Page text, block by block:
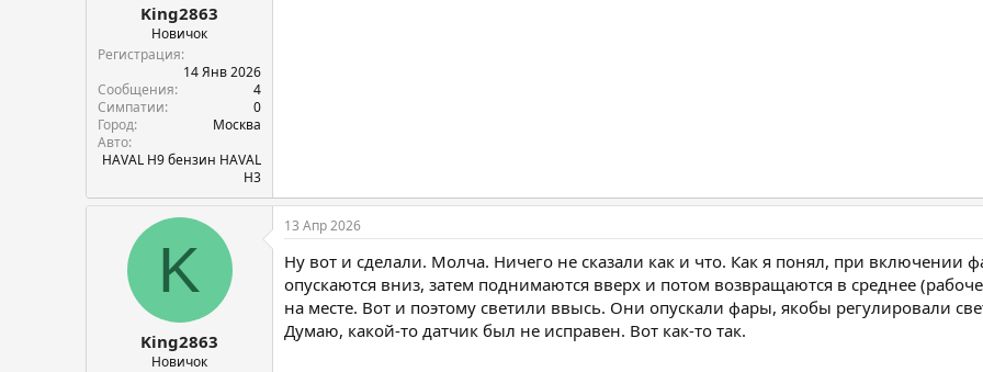
King2863
Новичок
Регистрация
14 Янв 2026
Сообщения
4
Симпатии
0
Город
Москва
Авто
HAVAL H9 бензин HAVAL
H3
K
King2863
Новичок
13 Апр 2026
Ну вот и сделали. Молча. Ничего не сказали как и что. Как я понял, при включении
опускаются вниз, затем поднимаются вверх и потом возвращаются в среднее
на месте. Вот и поэтому светили ввысь. Они опускали фары, якобы регулировали
Думаю, какой-то датчик был не исправен. Вот как-то так.